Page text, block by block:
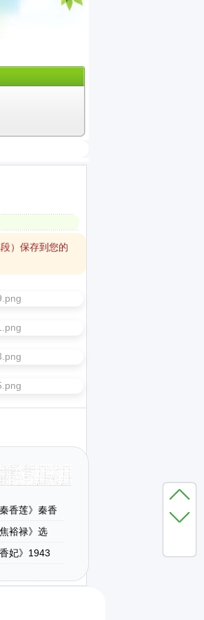
）保存到您的
香莲》秦香
裕禄》选
妃》1943